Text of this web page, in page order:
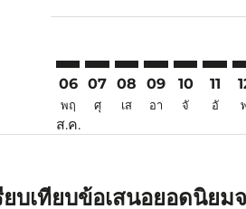
06
พฤ
ส.ค.
07
ศุ
08
เส
09
อา
10
จั
11
อั
ยบเทียบข้อเสนอยอดนิย